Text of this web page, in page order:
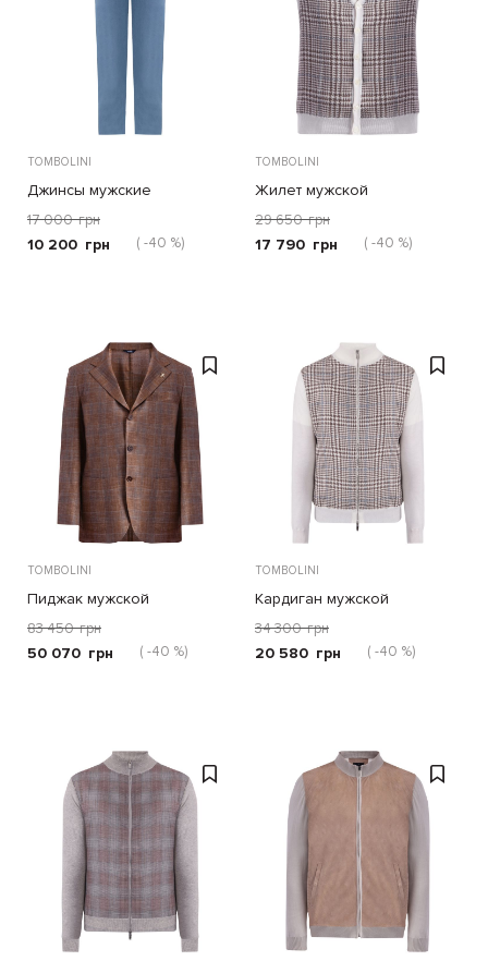
TOMBOLINI
Джинсы мужские
17 000 грн
10 200 грн ( -40 %)
TOMBOLINI
Жилет мужской
29 650 грн
17 790 грн ( -40 %)
TOMBOLINI
Пиджак мужской
83 450 грн
50 070 грн ( -40 %)
TOMBOLINI
Кардиган мужской
34 300 грн
20 580 грн ( -40 %)